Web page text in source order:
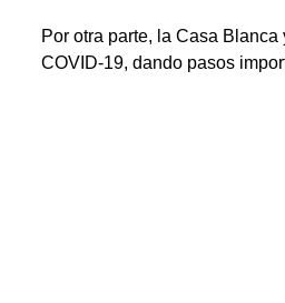
Por otra parte, la Casa
COVID-19, dando pasos